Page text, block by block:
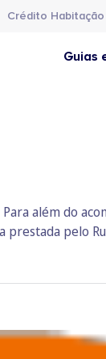
Crédito Habitação
Guias
além do
prestada pelo